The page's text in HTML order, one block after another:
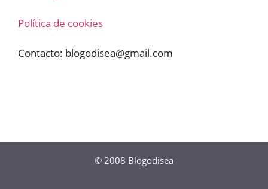
Política de cookies
Contacto: blogodisea@gmail.com
© 2008 Blogodisea